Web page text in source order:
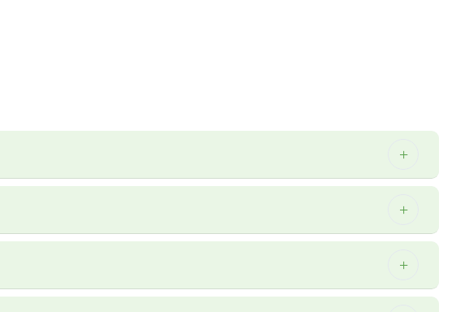
так же можем осуществить мы.
есть в наличии. Более того, перед отправкой заказа наш менеджер